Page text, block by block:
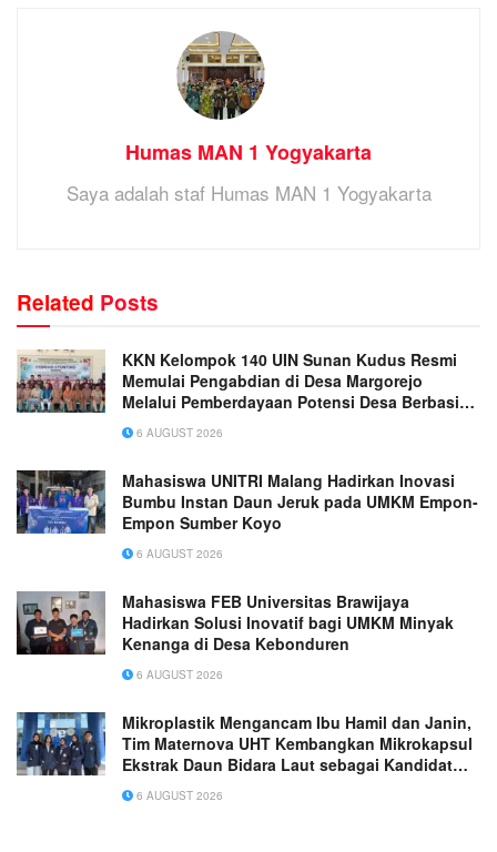
Humas MAN 1 Yogyakarta
Saya adalah staf Humas MAN 1 Yogyakarta
Related Posts
KKN Kelompok 140 UIN Sunan Kudus Resmi
Memulai Pengabdian di Desa Margorejo
Melalui Pemberdayaan Potensi Desa Berbasis
Ekoteologi
6 AUGUST 2026
Mahasiswa UNITRI Malang Hadirkan Inovasi
Bumbu Instan Daun Jeruk pada UMKM Empon-
Empon Sumber Koyo
6 AUGUST 2026
Mahasiswa FEB Universitas Brawijaya
Hadirkan Solusi Inovatif bagi UMKM Minyak
Kenanga di Desa Kebonduren
6 AUGUST 2026
Mikroplastik Mengancam Ibu Hamil dan Janin,
Tim Maternova UHT Kembangkan Mikrokapsul
Ekstrak Daun Bidara Laut sebagai Kandidat
Antiinflamasi Plasenta
6 AUGUST 2026